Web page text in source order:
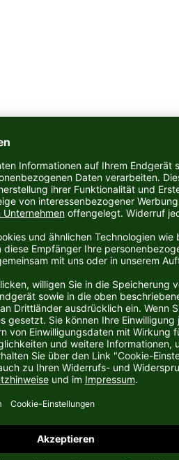
aus Herzogenaurach.